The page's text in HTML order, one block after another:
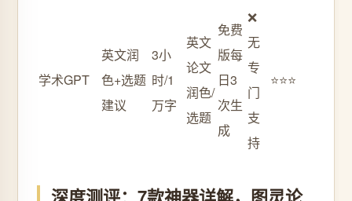
学术GPT
英文润
色+选题
建议
3小
时/1
万字
英文
论文
润色/
选题
免费
版每
日3
次生
成
❌
无
专
门
支
持
⭐⭐⭐